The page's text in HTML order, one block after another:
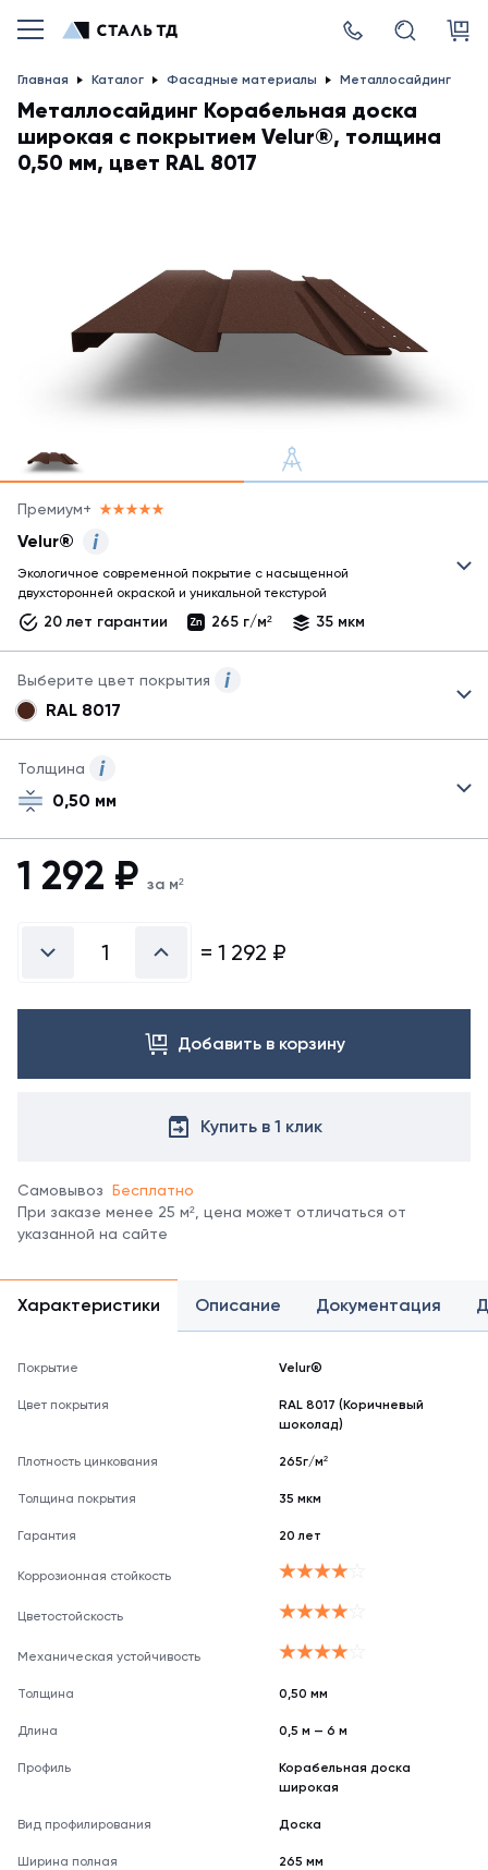
Главная Каталог Фасадные материалы Металлосайдинг
Металлосайдинг Корабельная доска
широкая с покрытием Velur®, толщина
0,50 мм, цвет RAL 8017
Премиум+
Velur®
Для металлосайдинга
Корабельная
доска могут быть
все
возможные
обо всех
покрытиях
можно
всправочнике
покрытий
других
у
менеджеров
Экологичное современной покрытие с насыщенной
двухсторонней окраской и уникальной текстурой
20 лет гарантии 265 г/м² 35 мкм
Выберите цвет покрытия
металлосайдинга
Для
свяжитесь
все
цветов
цвета
на
полностью
соответствовать
RAL 8017
Толщина
0,50 мм
1 292 ₽ за м²
= 1 292 ₽
Добавить в корзину
Купить в 1 клик
Самовывоз Бесплатно
При заказе менее 25 м², цена может отличаться от
указанной на сайте
Характеристики Описание Документация
Покрытие Velur®
Цвет покрытия
RAL 8017 (Коричневый
шоколад)
Плотность цинкования 265г/м²
Толщина покрытия 35 мкм
Гарантия 20 лет
Коррозионная стойкость
Цветостойскость
Механическая устойчивость
Толщина 0,50 мм
Длина 0,5 м — 6 м
Профиль
Корабельная доска
широкая
Вид профилирования Доска
Ширина полная 265 мм